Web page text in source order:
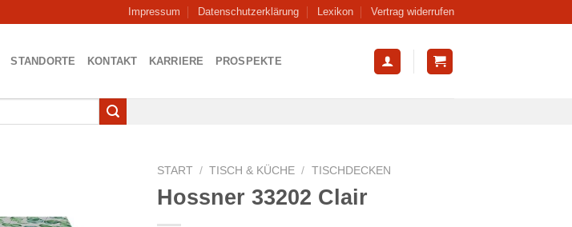
Impressum Datenschutzerklärung Lexikon Vertrag widerrufen
STANDORTE KONTAKT KARRIERE PROSPEKTE
START / TISCH & KÜCHE / TISCHDECKEN
Hossner 33202 Clair